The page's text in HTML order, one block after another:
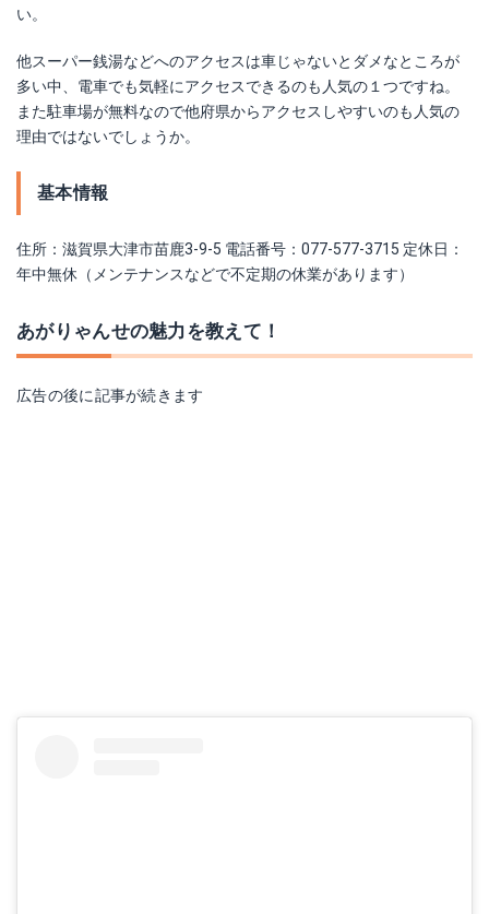
い。
他スーパー銭湯などへのアクセスは車じゃないとダメなところが
多い中、電車でも気軽にアクセスできるのも人気の１つですね。
また駐車場が無料なので他府県からアクセスしやすいのも人気の
理由ではないでしょうか。
基本情報
住所：滋賀県大津市苗鹿3-9-5 電話番号：077-577-3715 定休日：
年中無休（メンテナンスなどで不定期の休業があります）
あがりゃんせの魅力を教えて！
広告の後に記事が続きます